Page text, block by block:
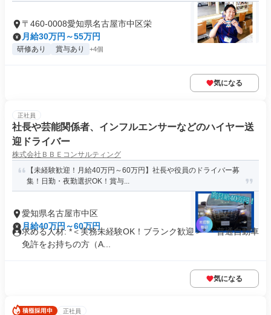
〒460-0008愛知県名古屋市中区栄
月給30万円～55万円
研修あり 賞与あり +4個
気になる
正社員
社長や芸能関係者、インフルエンサーなどのハイヤー送
迎ドライバー
株式会社ＢＢＥコンサルティング
【未経験歓迎！月給40万円～60万円】社長や役員のドライバー募
集！日勤・夜勤選択OK！賞与...
愛知県名古屋市中区
月給40万円～60万円
求める人材: *＜実務未経験OK！ブランク歓迎＞* ・普通自動車
免許をお持ちの方（A...
気になる
正社員